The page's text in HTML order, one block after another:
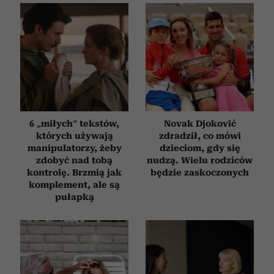
6 „miłych” tekstów,
których używają
manipulatorzy, żeby
zdobyć nad tobą
kontrolę. Brzmią jak
komplement, ale są
pułapką
Novak Djoković
zdradził, co mówi
dzieciom, gdy się
nudzą. Wielu rodziców
będzie zaskoczonych